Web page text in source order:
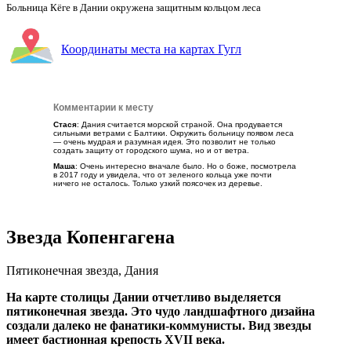
Больница Кёге в Дании окружена защитным кольцом леса
Координаты места на картах Гугл
Комментарии к месту
Стася: Дания считается морской страной. Она продувается
сильными ветрами с Балтики. Окружить больницу появом леса
— очень мудрая и разумная идея. Это позволит не только
создать защиту от городского шума, но и от ветра.
Маша: Очень интересно вначале было. Но о боже, посмотрела
в 2017 году и увидела, что от зеленого кольца уже почти
ничего не осталось. Только узкий поясочек из деревье.
Звезда Копенгагена
Пятиконечная звезда, Дания
На карте столицы Дании отчетливо выделяется
пятиконечная звезда. Это чудо ландшафтного дизайна
создали далеко не фанатики-коммунисты. Вид звезды
имеет бастионная крепость XVII века.